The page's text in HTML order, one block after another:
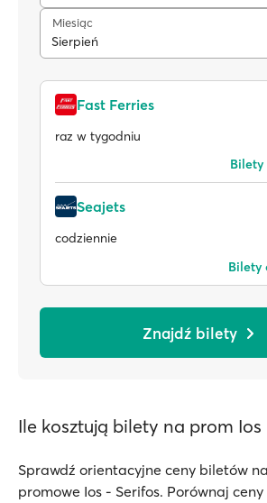
Miesiąc
Sierpień
Fast Ferries
raz w tygodniu
Bilety
Seajets
codziennie
Bilety
Znajdź bilety
Ile kosztują bilety na prom Ios
Sprawdź orientacyjne ceny biletów
promowe Ios - Serifos. Porównaj